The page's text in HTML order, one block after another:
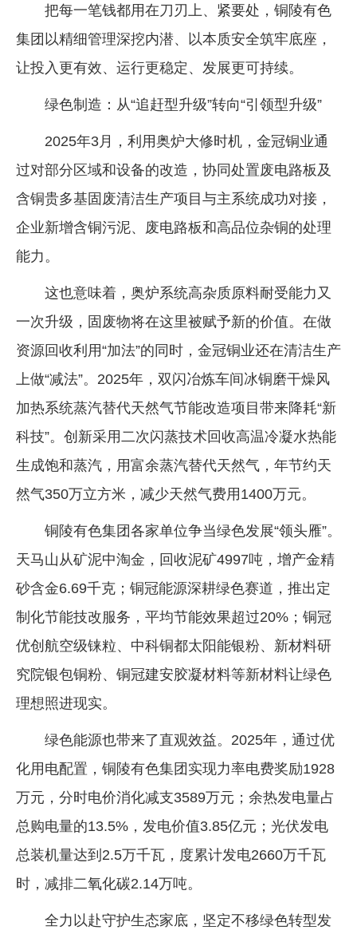
把每一笔钱都用在刀刃上、紧要处，铜陵有色
集团以精细管理深挖内潜、以本质安全筑牢底座，
让投入更有效、运行更稳定、发展更可持续。
绿色制造：从“追赶型升级”转向“引领型升级”
2025年3月，利用奥炉大修时机，金冠铜业通
过对部分区域和设备的改造，协同处置废电路板及
含铜贵多基固废清洁生产项目与主系统成功对接，
企业新增含铜污泥、废电路板和高品位杂铜的处理
能力。
这也意味着，奥炉系统高杂质原料耐受能力又
一次升级，固废物将在这里被赋予新的价值。在做
资源回收利用“加法”的同时，金冠铜业还在清洁生产
上做“减法”。2025年，双闪冶炼车间冰铜磨干燥风
加热系统蒸汽替代天然气节能改造项目带来降耗“新
科技”。创新采用二次闪蒸技术回收高温冷凝水热能
生成饱和蒸汽，用富余蒸汽替代天然气，年节约天
然气350万立方米，减少天然气费用1400万元。
铜陵有色集团各家单位争当绿色发展“领头雁”。
天马山从矿泥中淘金，回收泥矿4997吨，增产金精
砂含金6.69千克；铜冠能源深耕绿色赛道，推出定
制化节能技改服务，平均节能效果超过20%；铜冠
优创航空级铼粒、中科铜都太阳能银粉、新材料研
究院银包铜粉、铜冠建安胶凝材料等新材料让绿色
理想照进现实。
绿色能源也带来了直观效益。2025年，通过优
化用电配置，铜陵有色集团实现力率电费奖励1928
万元，分时电价消化减支3589万元；余热发电量占
总购电量的13.5%，发电价值3.85亿元；光伏发电
总装机量达到2.5万千瓦，度累计发电2660万千瓦
时，减排二氧化碳2.14万吨。
全力以赴守护生态家底，坚定不移绿色转型发